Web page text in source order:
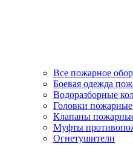
Все пожарное
Боевая одежда
Водоразборные
Головки пожарные
Клапаны
Муфты
Огнетушители